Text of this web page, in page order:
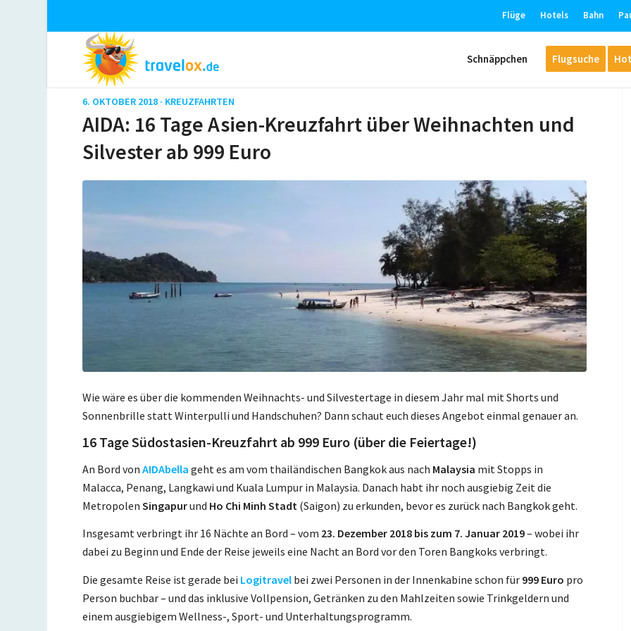
Flüge Hotels Bahn
Schnäppchen Flugsuche
6. OKTOBER 2018 · KREUZFAHRTEN
AIDA: 16 Tage Asien-Kreuzfahrt über Weihnachten und
Silvester ab 999 Euro
Wie wäre es über die kommenden Weihnachts- und Silvestertage in diesem Jahr mal mit Shorts und
Sonnenbrille statt Winterpulli und Handschuhen? Dann schaut euch dieses Angebot einmal genauer an.
16 Tage Südostasien-Kreuzfahrt ab 999 Euro (über die Feiertage!)
An Bord vonAIDAbella geht es am vom thailändischen Bangkok aus nach Malaysia mit Stopps in
Malacca, Penang, Langkawi und Kuala Lumpur in Malaysia. Danach habt ihr noch ausgiebig Zeit die
MetropolenSingapurund Ho Chi Minh Stadt (Saigon) zu erkunden, bevor es zurück nach Bangkok geht.
Insgesamt verbringt ihr 16 Nächte an Bord – vom 23. Dezember 2018 bis zum 7. Januar 2019– wobei ihr
dabei zu Beginn und Ende der Reise jeweils eine Nacht an Bord vor den Toren Bangkoks verbringt.
Die gesamte Reise ist gerade bei Logitravel bei zwei Personen in der Innenkabine schon für 999 Euro pro
Person buchbar – und das inklusive Vollpension, Getränken zu den Mahlzeiten sowie Trinkgeldern und
einem ausgiebigem Wellness-, Sport- und Unterhaltungsprogramm.